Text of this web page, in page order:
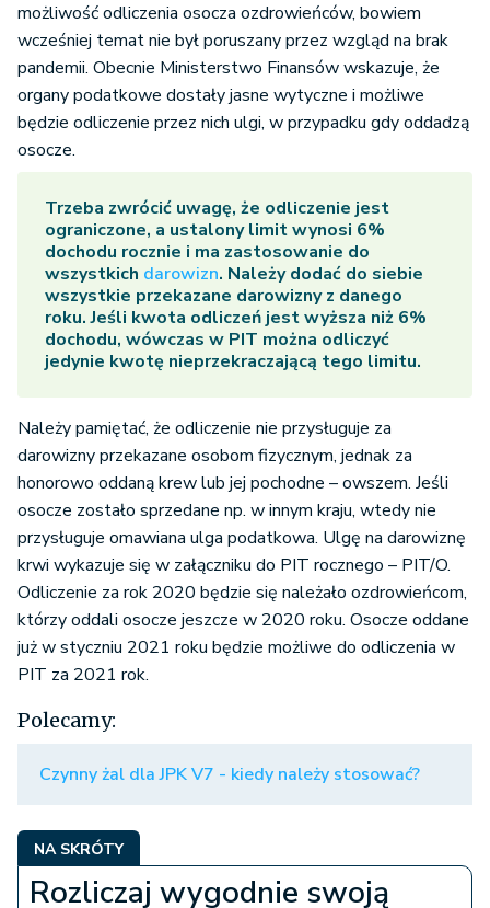
możliwość odliczenia osocza ozdrowieńców, bowiem
wcześniej temat nie był poruszany przez wzgląd na brak
pandemii. Obecnie Ministerstwo Finansów wskazuje, że
organy podatkowe dostały jasne wytyczne i możliwe
będzie odliczenie przez nich ulgi, w przypadku gdy oddadzą
osocze.
Trzeba zwrócić uwagę, że odliczenie jest
ograniczone, a ustalony limit wynosi 6%
dochodu rocznie i ma zastosowanie do
wszystkich darowizn. Należy dodać do siebie
wszystkie przekazane darowizny z danego
roku. Jeśli kwota odliczeń jest wyższa niż 6%
dochodu, wówczas w PIT można odliczyć
jedynie kwotę nieprzekraczającą tego limitu.
Należy pamiętać, że odliczenie nie przysługuje za
darowizny przekazane osobom fizycznym, jednak za
honorowo oddaną krew lub jej pochodne – owszem. Jeśli
osocze zostało sprzedane np. w innym kraju, wtedy nie
przysługuje omawiana ulga podatkowa. Ulgę na darowiznę
krwi wykazuje się w załączniku do PIT rocznego – PIT/O.
Odliczenie za rok 2020 będzie się należało ozdrowieńcom,
którzy oddali osocze jeszcze w 2020 roku. Osocze oddane
już w styczniu 2021 roku będzie możliwe do odliczenia w
PIT za 2021 rok.
Polecamy:
Czynny żal dla JPK V7 - kiedy należy stosować?
NA SKRÓTY
Rozliczaj wygodnie swoją